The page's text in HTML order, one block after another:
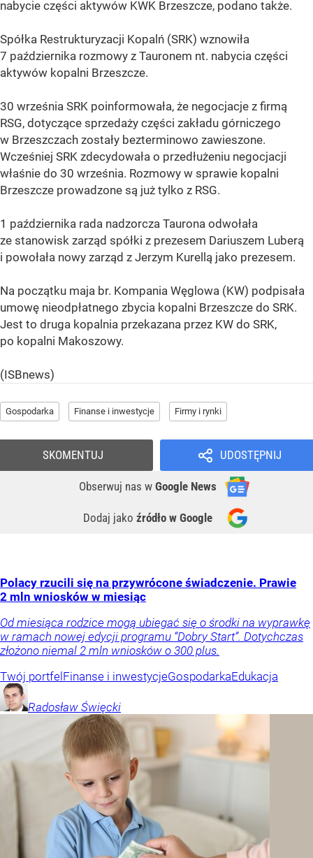
nabycie części aktywów KWK Brzeszcze, podano także.
Spółka Restrukturyzacji Kopalń (SRK) wznowiła
7 października rozmowy z Tauronem nt. nabycia części
aktywów kopalni Brzeszcze.
30 września SRK poinformowała, że negocjacje z firmą
RSG, dotyczące sprzedaży części zakładu górniczego
w Brzeszczach zostały bezterminowo zawieszone.
Wcześniej SRK zdecydowała o przedłużeniu negocjacji
właśnie do 30 września. Rozmowy w sprawie kopalni
Brzeszcze prowadzone są już tylko z RSG.
1 października rada nadzorcza Taurona odwołała
ze stanowisk zarząd spółki z prezesem Dariuszem Luberą
i powołała nowy zarząd z Jerzym Kurellą jako prezesem.
Na początku maja br. Kompania Węglowa (KW) podpisała
umowę nieodpłatnego zbycia kopalni Brzeszcze do SRK.
Jest to druga kopalnia przekazana przez KW do SRK,
po kopalni Makoszowy.
(ISBnews)
Gospodarka Finanse i inwestycje Firmy i rynki
UDOSTĘPNIJ
Obserwuj nas w Google News
Dodaj jako źródło w Google
SKOMENTUJ
Polacy rzucili się na przywrócone świadczenie. Prawie
2 mln wniosków w miesiąc
Od miesiąca rodzice mogą ubiegać się o środki na wyprawkę
w ramach nowej edycji programu “Dobry Start”. Dotychczas
złożono niemal 2 mln wniosków o 300 plus.
Twój portfel Finanse i inwestycjeGospodarkaEdukacja
Radosław Święcki